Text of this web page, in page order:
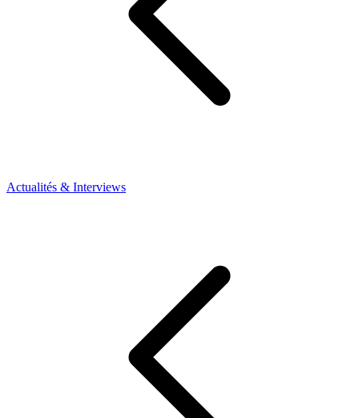
Actualités & Interviews